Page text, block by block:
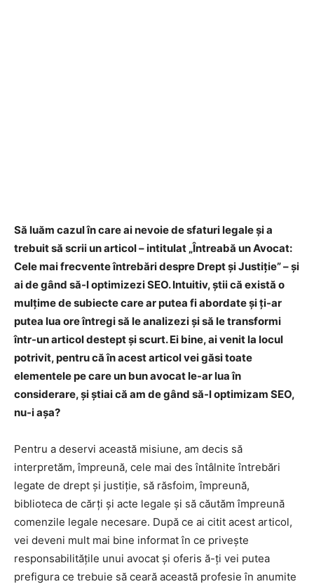
Să luăm cazul în care ai nevoie de sfaturi legale și a
trebuit să scrii un articol – intitulat „Întreabă un Avocat:
Cele mai frecvente întrebări despre Drept și Justiție” – și
ai de gând să-l optimizezi SEO. Intuitiv, știi că există o
mulțime de subiecte care ar putea fi abordate și ți-ar
putea lua ore întregi să le analizezi și să le transformi
într-un articol destept și scurt. Ei bine, ai venit la locul
potrivit, pentru că în acest articol vei găsi toate
elementele pe care un bun avocat le-ar lua în
considerare, și știai că am de gând să-l optimizam SEO,
nu-i așa?
Pentru a deservi această misiune, am decis să
interpretăm, împreună, cele mai des întâlnite întrebări
legate de drept și justiție, să răsfoim, împreună,
biblioteca de cărți și acte legale și să căutăm împreună
comenzile legale necesare. După ce ai citit acest articol,
vei deveni mult mai bine informat în ce privește
responsabilitățile unui avocat și oferis ă-ți vei putea
prefigura ce trebuie să ceară această profesie în anumite